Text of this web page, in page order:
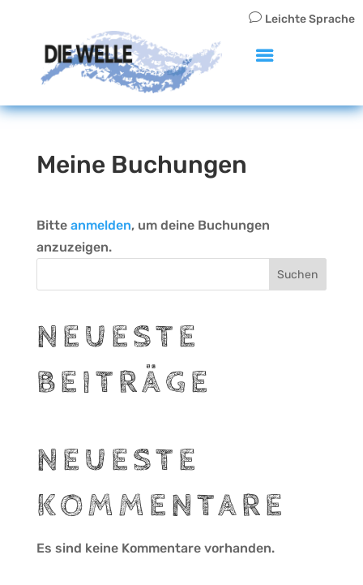
v Leichte Sprache
Meine Buchungen
Bitte anmelden, um deine Buchungen
anzuzeigen.
Suchen
NEUESTE
BEITRÄGE
NEUESTE
KOMMENTARE
Es sind keine Kommentare vorhanden.